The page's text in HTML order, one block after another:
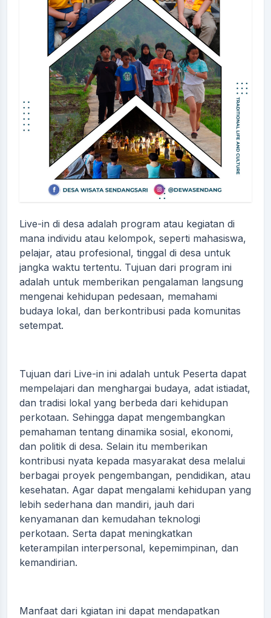
Live-in di desa adalah program atau kegiatan di
mana individu atau kelompok, seperti mahasiswa,
pelajar, atau profesional, tinggal di desa untuk
jangka waktu tertentu. Tujuan dari program ini
adalah untuk memberikan pengalaman langsung
mengenai kehidupan pedesaan, memahami
budaya lokal, dan berkontribusi pada komunitas
setempat.
Tujuan dari Live-in ini adalah untuk Peserta dapat
mempelajari dan menghargai budaya, adat istiadat,
dan tradisi lokal yang berbeda dari kehidupan
perkotaan. Sehingga dapat mengembangkan
pemahaman tentang dinamika sosial, ekonomi,
dan politik di desa. Selain itu memberikan
kontribusi nyata kepada masyarakat desa melalui
berbagai proyek pengembangan, pendidikan, atau
kesehatan. Agar dapat mengalami kehidupan yang
lebih sederhana dan mandiri, jauh dari
kenyamanan dan kemudahan teknologi
perkotaan. Serta dapat meningkatkan
keterampilan interpersonal, kepemimpinan, dan
kemandirian.
Manfaat dari kgiatan ini dapat mendapatkan